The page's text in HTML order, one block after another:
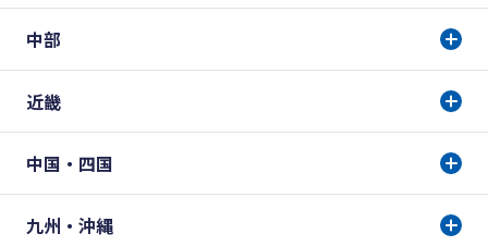
中部
近畿
中国・四国
九州・沖縄